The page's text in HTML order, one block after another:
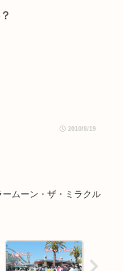
2010/8/19
ームーン・ザ・ミラクル